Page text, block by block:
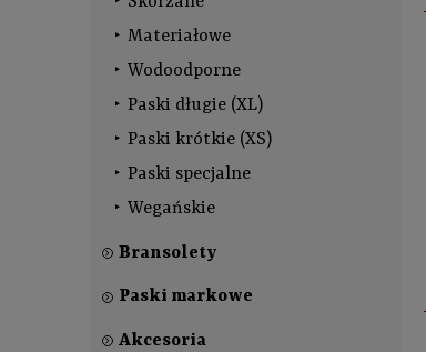
Materiałowe
Wodoodporne
Paski długie (XL)
Paski krótkie (XS)
Paski specjalne
Wegańskie
Bransolety
Paski markowe
Akcesoria